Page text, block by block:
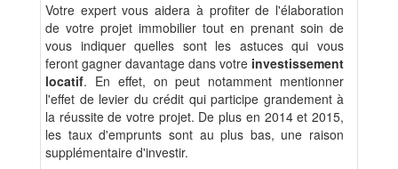
Votre expert vous aidera à profiter de l'élaboration
de votre projet immobilier tout en prenant soin de
vous indiquer quelles sont les astuces qui vous
feront gagner davantage dans votre investissement
locatif. En effet, on peut notamment mentionner
l'effet de levier du crédit qui participe grandement à
la réussite de votre projet. De plus en 2014 et 2015,
les taux d'emprunts sont au plus bas, une raison
supplémentaire d'investir.